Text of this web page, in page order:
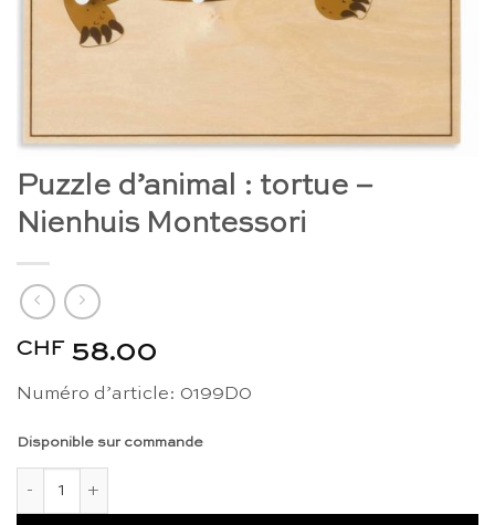
Puzzle d’animal : tortue –
Nienhuis Montessori
CHF 58.00
Numéro d’article: 0199D0
Disponible sur commande